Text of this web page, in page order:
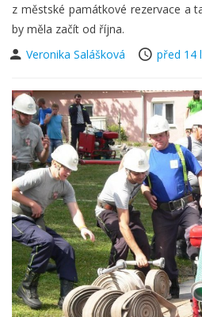
z městské památkové rezervace a
by měla začít od října.
Veronika Salášková
před 14